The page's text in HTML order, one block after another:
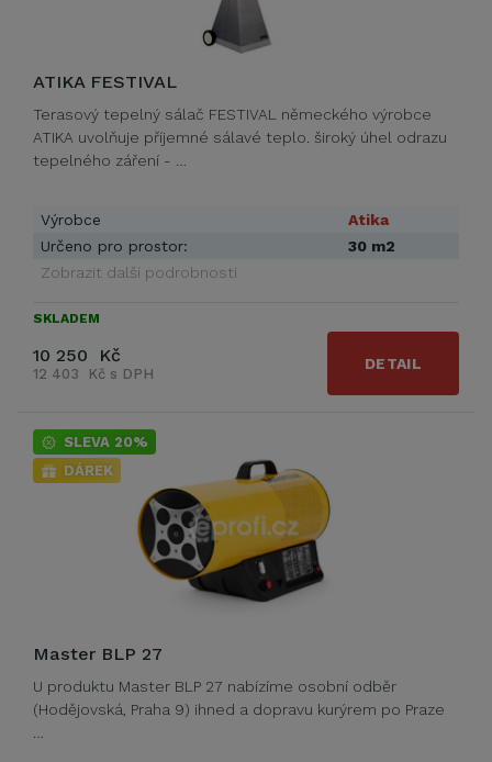
ATIKA FESTIVAL
Terasový tepelný sálač FESTIVAL německého výrobce
ATIKA uvolňuje příjemné sálavé teplo. široký úhel odrazu
tepelného záření - …
Výrobce
Atika
Určeno pro prostor:
30 m2
Zobrazit další podrobnosti
SKLADEM
10 250 Kč
12 403 Kč s DPH
DETAIL
SLEVA 20%
DÁREK
Master BLP 27
U produktu Master BLP 27 nabízíme osobní odběr
(Hodějovská, Praha 9) ihned a dopravu kurýrem po Praze